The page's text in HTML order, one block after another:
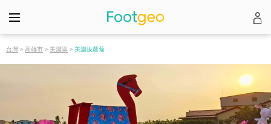
台灣 > 高雄市 > 美濃區 > 美濃拔蘿蔔